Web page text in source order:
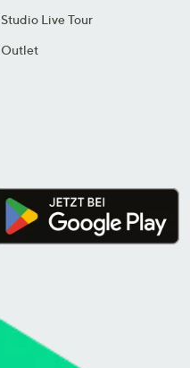
Studio Live Tour
Outlet